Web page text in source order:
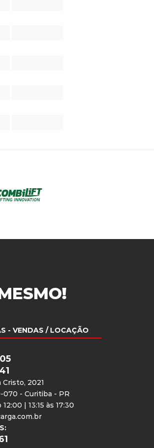
- VENDAS / LOCAÇÃO
Cristo, 2021
070 - Curitiba - PR
| 13:15 às 17:30